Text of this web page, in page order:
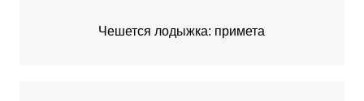
Чешется лодыжка: примета